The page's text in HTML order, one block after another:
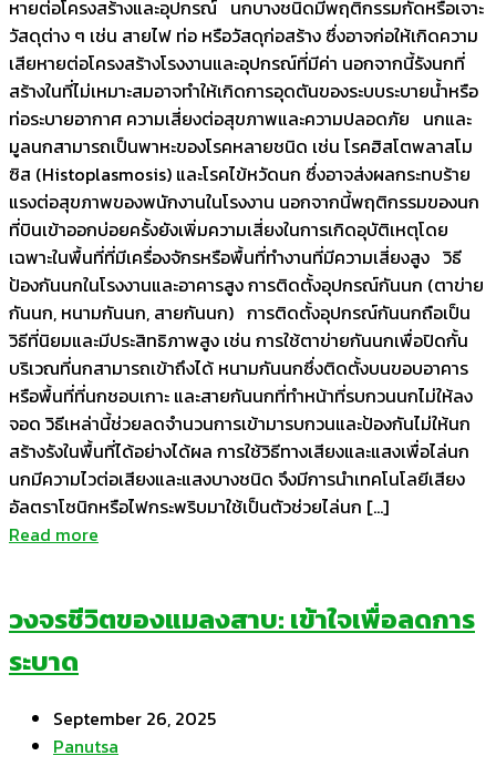
หายต่อโครงสร้างและอุปกรณ์ นกบางชนิดมีพฤติกรรมกัดหรือเจาะ
วัสดุต่าง ๆ เช่น สายไฟ ท่อ หรือวัสดุก่อสร้าง ซึ่งอาจก่อให้เกิดความ
เสียหายต่อโครงสร้างโรงงานและอุปกรณ์ที่มีค่า นอกจากนี้รังนกที่
สร้างในที่ไม่เหมาะสมอาจทำให้เกิดการอุดตันของระบบระบายน้ำหรือ
ท่อระบายอากาศ ความเสี่ยงต่อสุขภาพและความปลอดภัย นกและ
มูลนกสามารถเป็นพาหะของโรคหลายชนิด เช่น โรคฮิสโตพลาสโม
ซิส (Histoplasmosis) และโรคไข้หวัดนก ซึ่งอาจส่งผลกระทบร้าย
แรงต่อสุขภาพของพนักงานในโรงงาน นอกจากนี้พฤติกรรมของนก
ที่บินเข้าออกบ่อยครั้งยังเพิ่มความเสี่ยงในการเกิดอุบัติเหตุโดย
เฉพาะในพื้นที่ที่มีเครื่องจักรหรือพื้นที่ทำงานที่มีความเสี่ยงสูง วิธี
ป้องกันนกในโรงงานและอาคารสูง การติดตั้งอุปกรณ์กันนก (ตาข่าย
กันนก, หนามกันนก, สายกันนก) การติดตั้งอุปกรณ์กันนกถือเป็น
วิธีที่นิยมและมีประสิทธิภาพสูง เช่น การใช้ตาข่ายกันนกเพื่อปิดกั้น
บริเวณที่นกสามารถเข้าถึงได้ หนามกันนกซึ่งติดตั้งบนขอบอาคาร
หรือพื้นที่ที่นกชอบเกาะ และสายกันนกที่ทำหน้าที่รบกวนนกไม่ให้ลง
จอด วิธีเหล่านี้ช่วยลดจำนวนการเข้ามารบกวนและป้องกันไม่ให้นก
สร้างรังในพื้นที่ได้อย่างได้ผล การใช้วิธีทางเสียงและแสงเพื่อไล่นก
นกมีความไวต่อเสียงและแสงบางชนิด จึงมีการนำเทคโนโลยีเสียง
อัลตราโซนิกหรือไฟกระพริบมาใช้เป็นตัวช่วยไล่นก […]
Read more
วงจรชีวิตของแมลงสาบ: เข้าใจเพื่อลดการ
ระบาด
September 26, 2025
Panutsa